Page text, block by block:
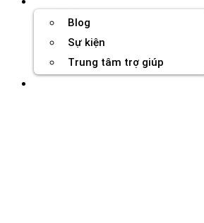
Blog
Sự kiện
Trung tâm trợ giúp